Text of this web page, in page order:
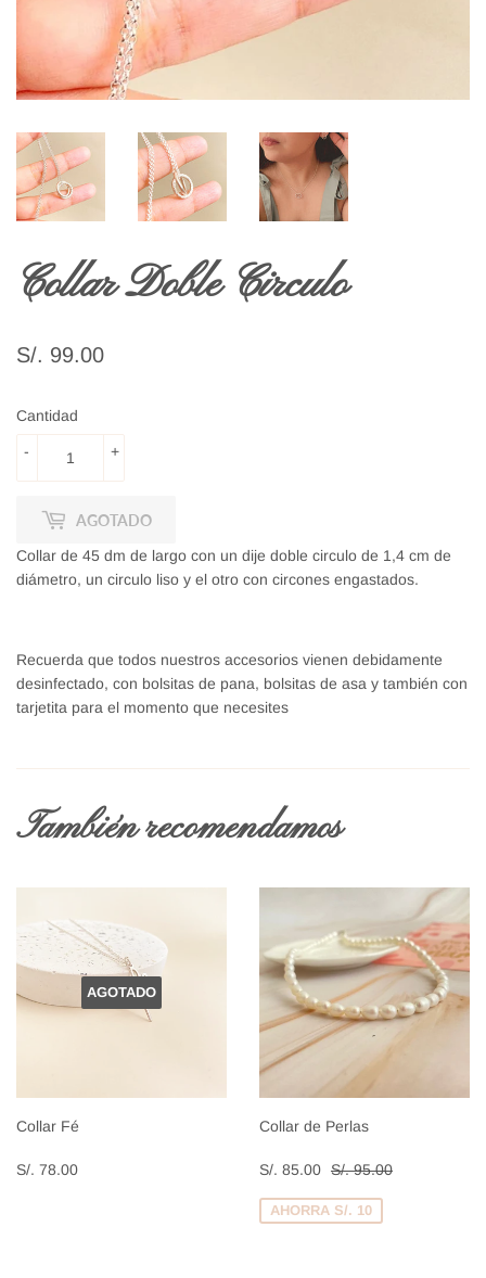
Collar Doble Circulo
S/. 99.00
Cantidad
+
-
AGOTADO
Collar de 45 dm de largo con un dije doble circulo de 1,4 cm de
diámetro, un circulo liso y el otro con circones engastados.
Recuerda que todos nuestros accesorios vienen debidamente
desinfectado, con bolsitas de pana, bolsitas de asa y también con
tarjetita para el momento que necesites
También recomendamos
AGOTADO
Collar Fé
Precio
habitual
S/. 78.00
Collar de Perlas
Precio
de
venta
S/. 85.00 S/.
85.00
Precio habitual
S/. 95.00
AHORRA S/. 10